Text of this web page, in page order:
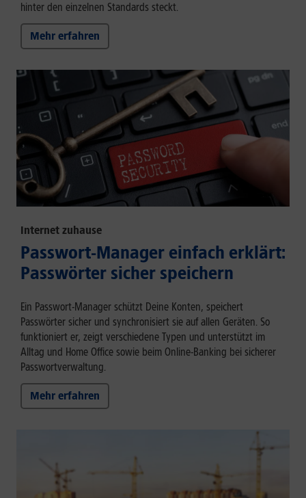
hinter den einzelnen Standards steckt.
Mehr erfahren
Internet zuhause
Passwort-Manager einfach erklärt:
Passwörter sicher speichern
Ein Passwort-Manager schützt Deine Konten, speichert
Passwörter sicher und synchronisiert sie auf allen Geräten. So
funktioniert er, zeigt verschiedene Typen und unterstützt im
Alltag und Home Office sowie beim Online-Banking bei sicherer
Passwortverwaltung.
Mehr erfahren